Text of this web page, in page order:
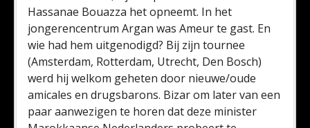
Hassanae Bouazza het opneemt. In het
jongerencentrum Argan was Ameur te gast. En
wie had hem uitgenodigd? Bij zijn tournee
(Amsterdam, Rotterdam, Utrecht, Den Bosch)
werd hij welkom geheten door nieuwe/oude
amicales en drugsbarons. Bizar om later van een
paar aanwezigen te horen dat deze minister